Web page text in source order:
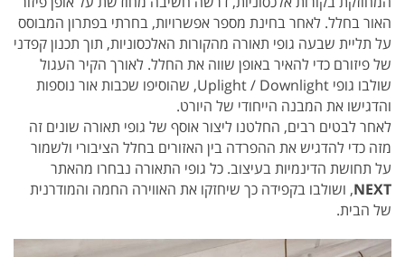
האור בחלל. לאחר בחינת מספר אפשרויות, בחרתי בפתרון המבוסס
על תליית שבעה גופי תאורה מהקורות האלכסוניות, תוך תכנון קפדני
של פיזורם כדי להאיר באופן שווה את החלל. לאורך הקיר העגול
שולבו גופי Uplight / Downlight, שהוסיפו שכבות אור נוספות
והדגישו את המבנה הייחודי של היורט.
לאחר לבטים רבים, החלטנו ליצור אוסף של גופי תאורה שונים זה
מזה כדי להדגיש את ההפרדה בין האזורים בחלל הציבורי ולשמור
על תחושת הדינמיות בעיצוב. כל גופי התאורה נבחרו מהאתר
NEXT, ושולבו בקפידה כך שיחזקו את האווירה החמה והמודרנית
של הבית.